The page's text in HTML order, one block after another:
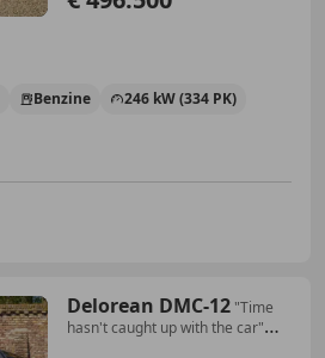
Benzine 246 kW (334 PK)
Delorean DMC-12 "Time
hasn't caught up with the car"